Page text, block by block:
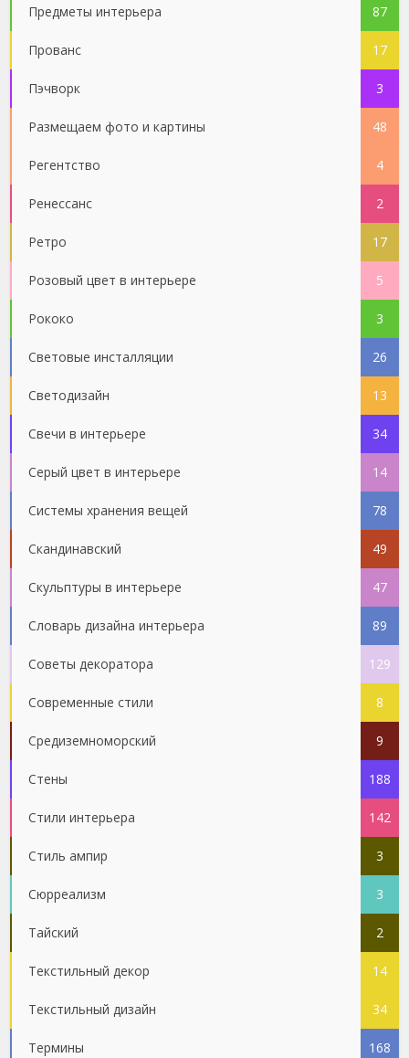
Предметы интерьера 87
Прованс 17
Пэчворк 3
Размещаем фото и картины 48
Регентство 4
Ренессанс 2
Ретро 17
Розовый цвет в интерьере 5
Рококо 3
Световые инсталляции 26
Светодизайн 13
Свечи в интерьере 34
Серый цвет в интерьере 14
Системы хранения вещей 78
Скандинавский 49
Скульптуры в интерьере 47
Словарь дизайна интерьера 89
Советы декоратора 129
Современные стили 8
Средиземноморский 9
Стены 188
Стили интерьера 142
Стиль ампир 3
Сюрреализм 3
Тайский 2
Текстильный декор 14
Текстильный дизайн 34
Термины 168